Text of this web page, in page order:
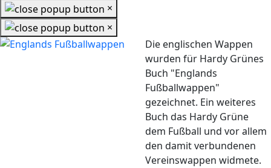
×
×
Die englischen Wappen
wurden für Hardy Grünes
Buch "Englands
Fußballwappen"
gezeichnet. Ein weiteres
Buch das Hardy Grüne
dem Fußball und vor allem
den damit verbundenen
Vereinswappen widmete.